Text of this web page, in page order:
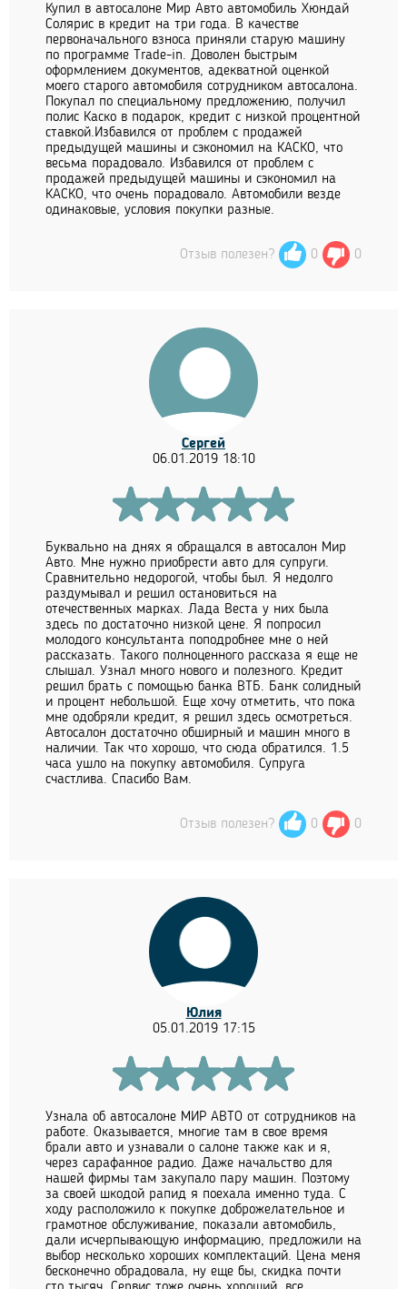
Купил в автосалоне Мир Авто автомобиль Хюндай
Солярис в кредит на три года. В качестве
первоначального взноса приняли старую машину
по программе Trade-in. Доволен быстрым
оформлением документов, адекватной оценкой
моего старого автомобиля сотрудником автосалона.
Покупал по специальному предложению, получил
полис Каско в подарок, кредит с низкой процентной
ставкой.Избавился от проблем с продажей
предыдущей машины и сэкономил на КАСКО, что
весьма порадовало. Избавился от проблем с
продажей предыдущей машины и сэкономил на
КАСКО, что очень порадовало. Автомобили везде
одинаковые, условия покупки разные.
Отзыв полезен? 0 0
Сергей
06.01.2019 18:10
Буквально на днях я обращался в автосалон Мир
Авто. Мне нужно приобрести авто для супруги.
Сравнительно недорогой, чтобы был. Я недолго
раздумывал и решил остановиться на
отечественных марках. Лада Веста у них была
здесь по достаточно низкой цене. Я попросил
молодого консультанта поподробнее мне о ней
рассказать. Такого полноценного рассказа я еще не
слышал. Узнал много нового и полезного. Кредит
решил брать с помощью банка ВТБ. Банк солидный
и процент небольшой. Еще хочу отметить, что пока
мне одобряли кредит, я решил здесь осмотреться.
Автосалон достаточно обширный и машин много в
наличии. Так что хорошо, что сюда обратился. 1.5
часа ушло на покупку автомобиля. Супруга
счастлива. Спасибо Вам.
Отзыв полезен? 0 0
Юлия
05.01.2019 17:15
Узнала об автосалоне МИР АВТО от сотрудников на
работе. Оказывается, многие там в свое время
брали авто и узнавали о салоне также как и я,
через сарафанное радио. Даже начальство для
нашей фирмы там закупало пару машин. Поэтому
за своей шкодой рапид я поехала именно туда. С
ходу расположило к покупке доброжелательное и
грамотное обслуживание, показали автомобиль,
дали исчерпывающую информацию, предложили на
выбор несколько хороших комплектаций. Цена меня
бесконечно обрадовала, ну еще бы, скидка почти